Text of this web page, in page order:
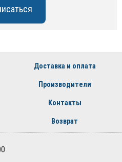
Доставка и оплата
Производители
Контакты
Возврат